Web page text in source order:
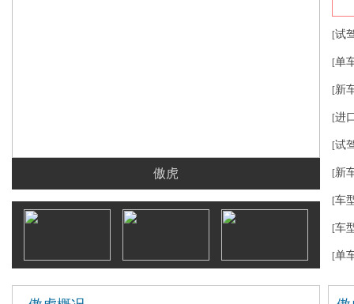
傲虎
[试
[单
[新
[进
[试
[新
[车
[车
[单